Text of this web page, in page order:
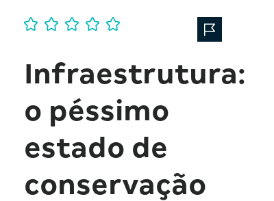
Infraestrutura:
o péssimo
estado de
conservação